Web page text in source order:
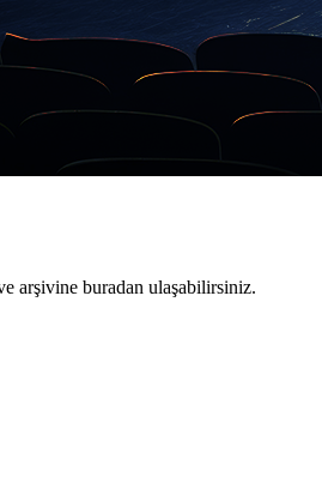
arşivine buradan ulaşabilirsiniz.